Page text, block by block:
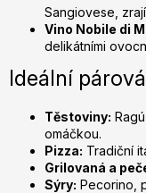
Sangiovese,
Vino Nobile di
delikátními
Ideální
Těstoviny:
omáčkou.
Pizza: Tradiční
Grilovaná a
Sýry: Pecorino,